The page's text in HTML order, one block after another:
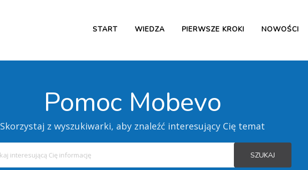
START WIEDZA PIERWSZE KROKI NOWOŚCI
Pomoc Mobevo
Skorzystaj z wyszukiwarki, aby znaleźć interesujący Cię temat
SZUKAJ